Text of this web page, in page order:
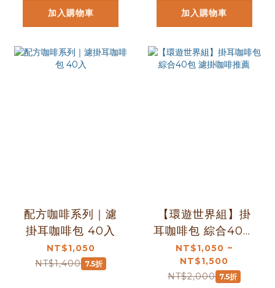
加入購物車 加入購物車
配方咖啡系列｜濾
掛耳咖啡包 40入
NT$1,050
NT$1,400 7.5折
【環遊世界組】掛
耳咖啡包 綜合40包
濾掛咖啡推薦
NT$1,050 ~
NT$1,500
NT$2,000 7.5折